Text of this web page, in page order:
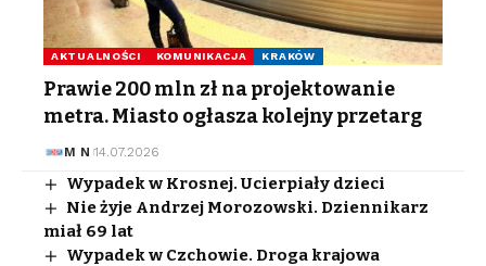
AKTUALNOŚCI KOMUNIKACJA KRAKÓW
Prawie 200 mln zł na projektowanie
metra. Miasto ogłasza kolejny przetarg
M N 14.07.2026
Wypadek w Krosnej. Ucierpiały dzieci
Nie żyje Andrzej Morozowski. Dziennikarz
miał 69 lat
Wypadek w Czchowie. Droga krajowa